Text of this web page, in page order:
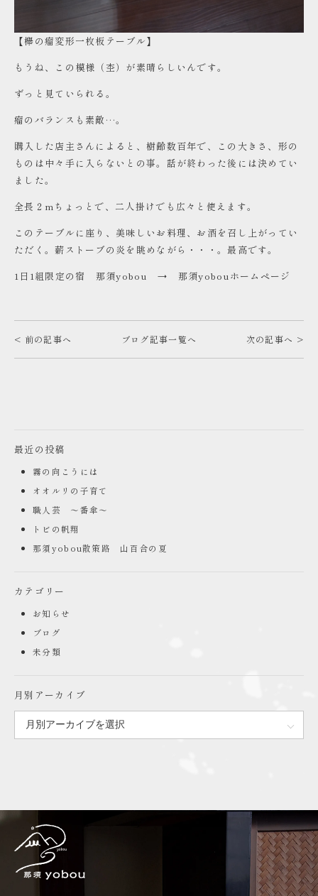
【欅の瘤変形一枚板テーブル】
もうね、この模様（杢）が素晴らしいんです。
ずっと見ていられる。
瘤のバランスも素敵…。
購入した店主さんによると、樹齢数百年で、この大きさ、形の
ものは中々手に入らないとの事。話が終わった後には決めてい
ました。
全長２mちょっとで、二人掛けでも広々と使えます。
このテーブルに座り、美味しいお料理、お酒を召し上がってい
ただく。薪ストーブの炎を眺めながら・・・。最高です。
1日1組限定の宿 那須yobou → 那須yobouホームページ
< 前の記事へ ブログ記事一覧へ 次の記事へ >
最近の投稿
霧の向こうには
オオルリの子育て
職人芸 ～番傘～
トビの帆翔
那須yobou散策路 山百合の夏
カテゴリー
お知らせ
ブログ
未分類
月別アーカイブ